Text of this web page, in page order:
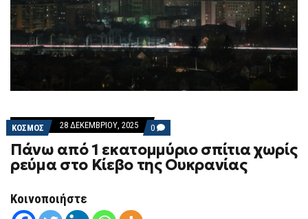
ΚΟΣΜΟΣ 28 ΔΕΚΕΜΒΡΊΟΥ, 2025 0 COMMENTS
ON
ΠΆΝΩ
ΑΠΌ
1
Πάνω από 1 εκατομμύριο σπίτια χωρίς
ρεύμα στο Κίεβο της Ουκρανίας
Κοινοποιήστε